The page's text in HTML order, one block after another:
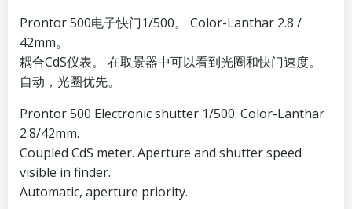
Prontor 500电子快门1/500。 Color-Lanthar 2.8 /
42mm。
耦合CdS仪表。 在取景器中可以看到光圈和快门速度。
自动，光圈优先。
Prontor 500 Electronic shutter 1/500. Color-Lanthar
2.8/42mm.
Coupled CdS meter. Aperture and shutter speed
visible in finder.
Automatic, aperture priority.